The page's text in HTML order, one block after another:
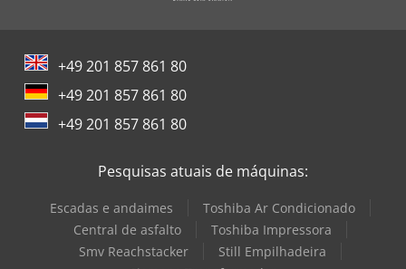
+49 201 857 861 80
+49 201 857 861 80
+49 201 857 861 80
Pesquisas atuais de máquinas:
Escadas e andaimes
Toshiba Ar Condicionado
Central de asfalto
Toshiba Impressora
Smv Reachstacker
Still Empilhadeira